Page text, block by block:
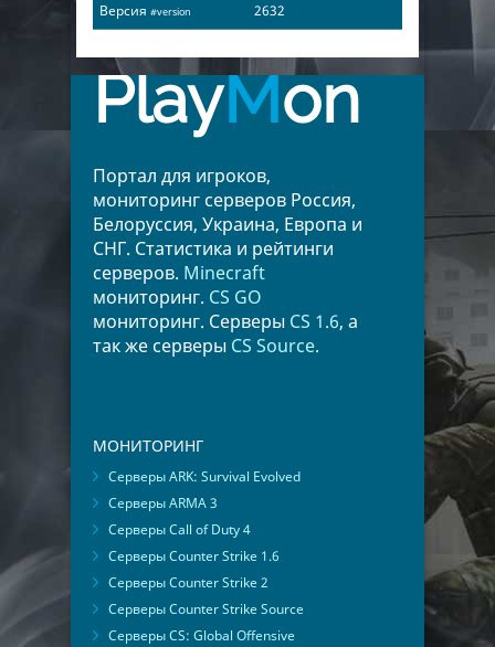
Версия #version 2632
PlayMon
Портал для игроков,
мониторинг серверов Россия,
Белоруссия, Украина, Европа и
СНГ. Статистика и рейтинги
серверов. Minecraft
мониторинг. CS GO
мониторинг. Серверы CS 1.6, а
так же серверы CS Source.
МОНИТОРИНГ
Серверы ARK: Survival Evolved
Серверы ARMA 3
Серверы Call of Duty 4
Серверы Counter Strike 1.6
Серверы Counter Strike 2
Серверы Counter Strike Source
Серверы CS: Global Offensive